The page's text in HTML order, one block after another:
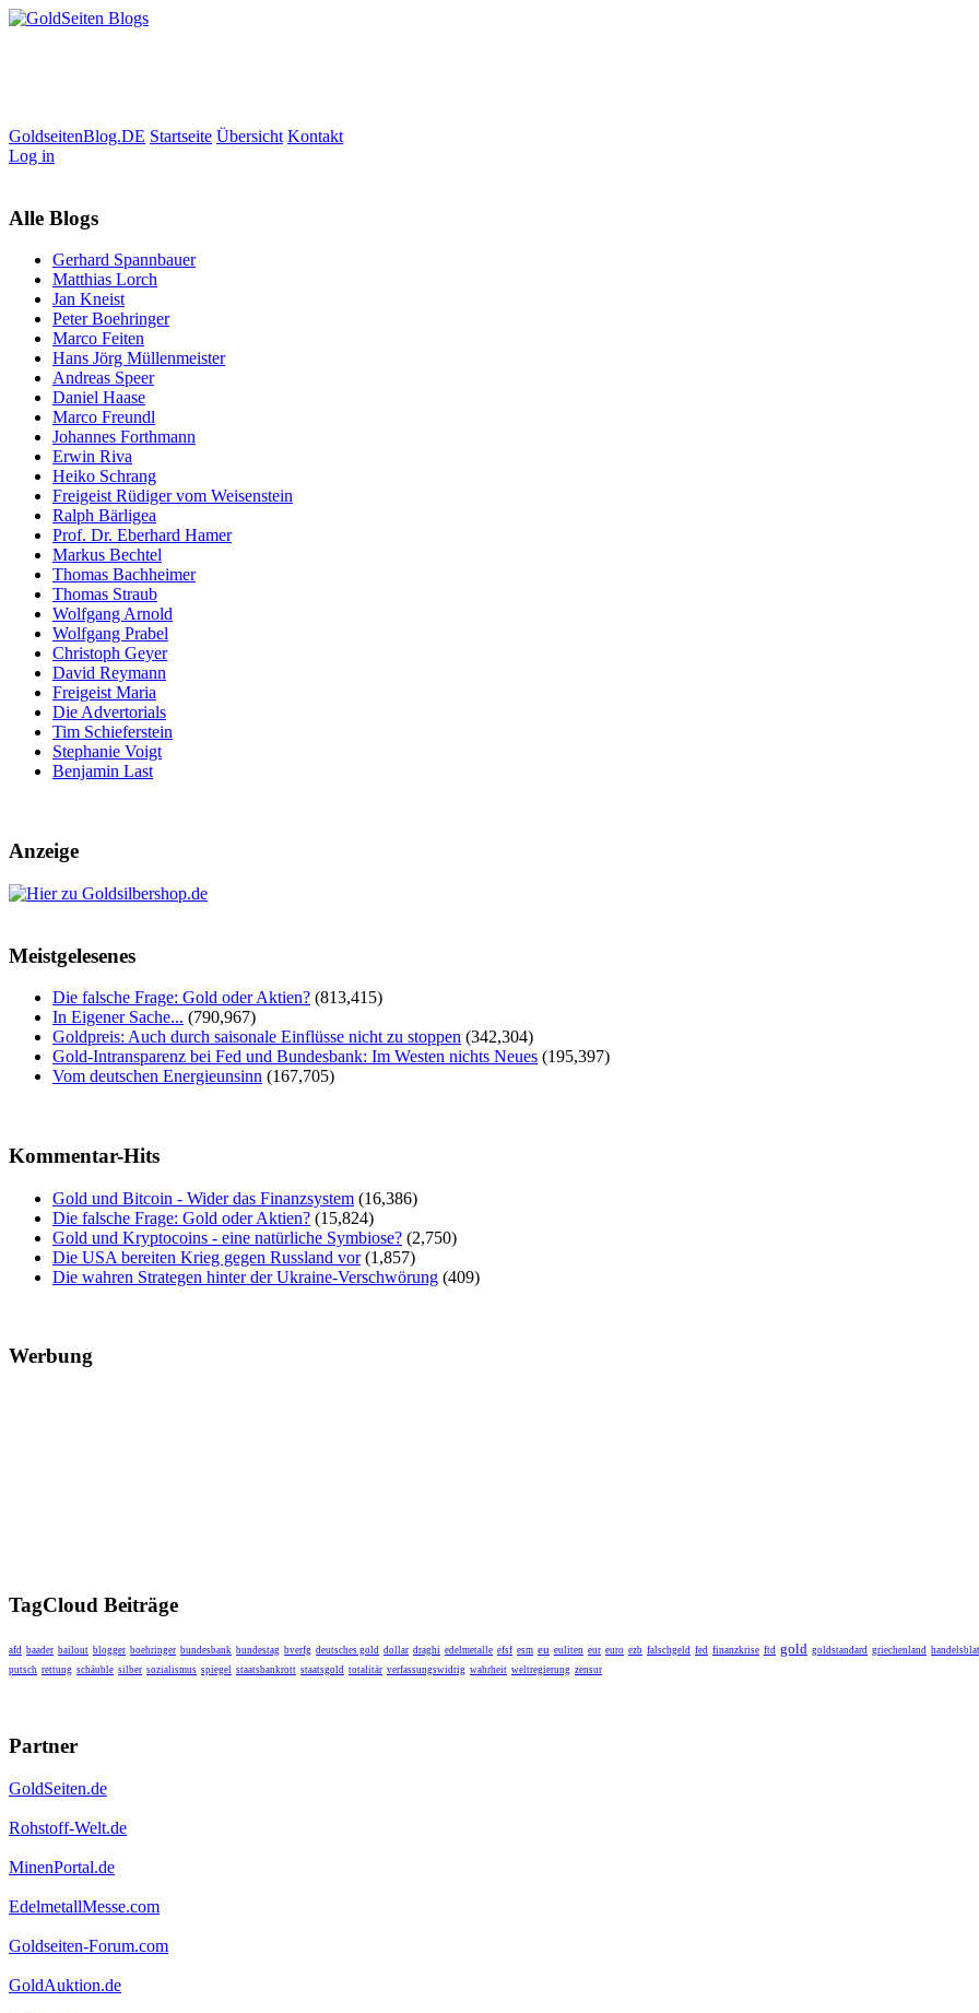
GoldseitenBlog.DE Startseite Übersicht Kontakt
Log in
Alle Blogs
Gerhard Spannbauer
Matthias Lorch
Jan Kneist
Peter Boehringer
Marco Feiten
Hans Jörg Müllenmeister
Andreas Speer
Daniel Haase
Marco Freundl
Johannes Forthmann
Erwin Riva
Heiko Schrang
Freigeist Rüdiger vom Weisenstein
Ralph Bärligea
Prof. Dr. Eberhard Hamer
Markus Bechtel
Thomas Bachheimer
Thomas Straub
Wolfgang Arnold
Wolfgang Prabel
Christoph Geyer
David Reymann
Freigeist Maria
Die Advertorials
Tim Schieferstein
Stephanie Voigt
Benjamin Last
Anzeige
Meistgelesenes
Die falsche Frage: Gold oder Aktien? (813,415)
In Eigener Sache... (790,967)
Goldpreis: Auch durch saisonale Einflüsse nicht zu stoppen (342,304)
Gold-Intransparenz bei Fed und Bundesbank: Im Westen nichts Neues (195,397)
Vom deutschen Energieunsinn (167,705)
Kommentar-Hits
Gold und Bitcoin - Wider das Finanzsystem (16,386)
Die falsche Frage: Gold oder Aktien? (15,824)
Gold und Kryptocoins - eine natürliche Symbiose? (2,750)
Die USA bereiten Krieg gegen Russland vor (1,857)
Die wahren Strategen hinter der Ukraine-Verschwörung (409)
Werbung
TagCloud Beiträge
afd baader bailout blogger boehringer bundesbank bundestag bverfg deutsches gold dollar draghi edelmetalle efsf esm eu euliten eur euro ezb falschgeld fed finanzkrise ftd gold goldstandard griechenland
putsch rettung schäuble silber sozialismus spiegel staatsbankrott staatsgold totalitär verfassungswidrig wahrheit weltregierung zensur
Partner
GoldSeiten.de
Rohstoff-Welt.de
MinenPortal.de
EdelmetallMesse.com
Goldseiten-Forum.com
GoldAuktion.de